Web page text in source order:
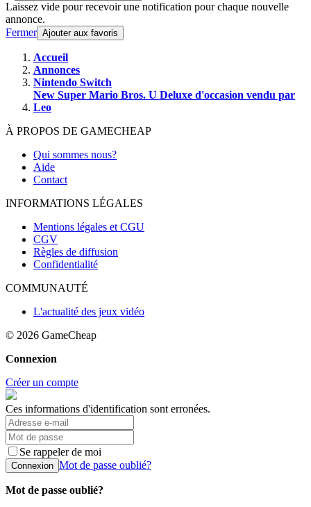
Laissez vide pour recevoir une notification pour chaque nouvelle
annonce.
Fermer Ajouter aux favoris
Accueil
Annonces
Nintendo Switch
New Super Mario Bros. U Deluxe d'occasion vendu par
Leo
À PROPOS DE GAMECHEAP
Qui sommes nous?
Aide
Contact
INFORMATIONS LÉGALES
Mentions légales et CGU
CGV
Règles de diffusion
Confidentialité
COMMUNAUTÉ
L'actualité des jeux vidéo
© 2026 GameCheap
Connexion
Créer un compte
Ces informations d'identification sont erronées.
Se rappeler de moi
Connexion Mot de passe oublié?
Mot de passe oublié?